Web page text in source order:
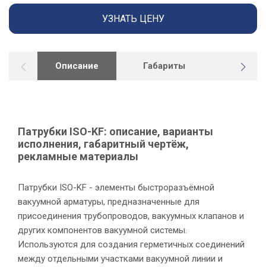
УЗНАТЬ ЦЕНУ
Описание Габариты
Патрубки ISO-KF: описание, варианты
исполнения, габаритный чертёж,
рекламные материалы
Патрубки ISO-KF - элементы быстроразъёмной
вакуумной арматуры, предназначенные для
присоединения трубопроводов, вакуумных клапанов и
других компонентов вакуумной системы.
Используются для создания герметичных соединений
между отдельными участками вакуумной линии и